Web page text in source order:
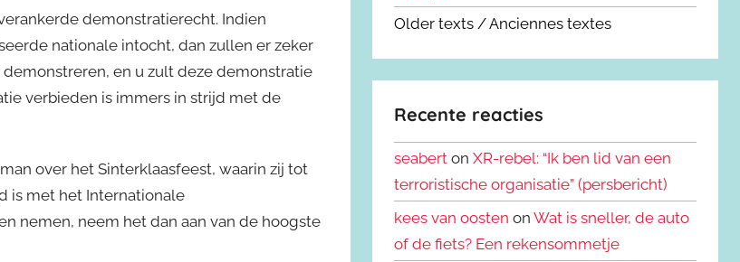
demonstratierecht. Indien
nationale intocht, dan zullen er zeker
en u zult deze demonstratie
verbieden is immers in strijd met de
over het Sinterklaasfeest, waarin zij tot
is met het Internationale
nemen, neem het dan aan van de hoogste
Older texts / Anciennes textes
Recente reacties
seabert onXR-rebel: “Ik ben lid van een
terroristische organisatie” (persbericht)
kees van oosten onWat is sneller, de auto
of de fiets? Een rekensommetje